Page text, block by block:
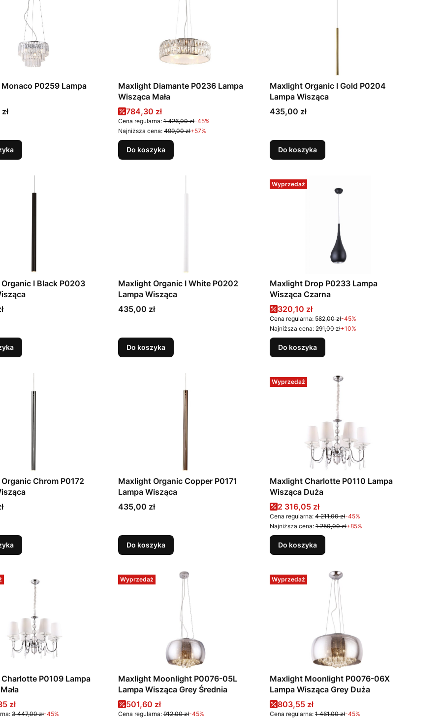
P0259 Lampa
Maxlight Diamante P0236 Lampa
Wisząca Mała
Cena promocyjna
784,30 zł
Cena regularna: 1 426,00 zł-45%
Najniższa cena: 499,00 zł+57%
Do koszyka
Maxlight Organic I Gold P0204
Lampa Wisząca
Cena
435,00 zł
Do koszyka
I Black P0203
Maxlight Organic I White P0202
Lampa Wisząca
Cena
435,00 zł
Do koszyka
Wyprzedaż
Maxlight Drop P0233 Lampa
Wisząca Czarna
Cena promocyjna
320,10 zł
Cena regularna: 582,00 zł-45%
Najniższa cena: 291,00 zł+10%
Do koszyka
Chrom P0172
Maxlight Organic Copper P0171
Lampa Wisząca
Cena
435,00 zł
Do koszyka
Wyprzedaż
Maxlight Charlotte P0110 Lampa
Wisząca Duża
Cena promocyjna
2 316,05 zł
Cena regularna: 4 211,00 zł-45%
Najniższa cena: 1 250,00 zł+85%
Do koszyka
P0109 Lampa
zł
3 447,00 zł-45%
Wyprzedaż
Maxlight Moonlight P0076-05L
Lampa Wisząca Grey Średnia
Cena promocyjna
501,60 zł
Cena regularna: 912,00 zł-45%
Wyprzedaż
Maxlight Moonlight P0076-06X
Lampa Wisząca Grey Duża
Cena promocyjna
803,55 zł
Cena regularna: 1 461,00 zł-45%